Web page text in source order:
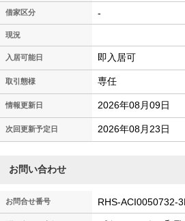
借家区分 -
現況
入居可能日 即入居可
取引態様 専任
情報更新日 2026年08月09日
次回更新予定日 2026年08月23日
お問い合わせ
お問合せ番号 RHS-ACI0050732-